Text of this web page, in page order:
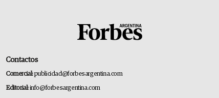
Contactos
Comercial:publicidad@forbesargentina.com
Editorial:info@forbesargentina.com